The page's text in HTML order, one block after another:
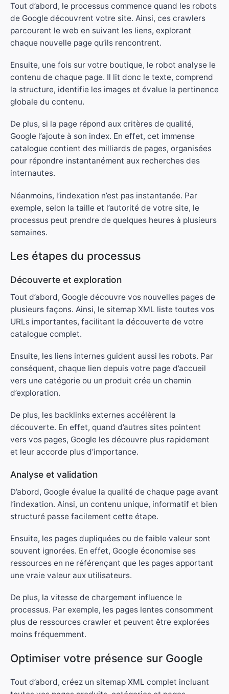
Tout d’abord, le processus commence quand les robots
de Google découvrent votre site. Ainsi, ces crawlers
parcourent le web en suivant les liens, explorant
chaque nouvelle page qu’ils rencontrent.
Ensuite, une fois sur votre boutique, le robot analyse le
contenu de chaque page. Il lit donc le texte, comprend
la structure, identifie les images et évalue la pertinence
globale du contenu.
De plus, si la page répond aux critères de qualité,
Google l’ajoute à son index. En effet, cet immense
catalogue contient des milliards de pages, organisées
pour répondre instantanément aux recherches des
internautes.
Néanmoins, l’indexation n’est pas instantanée. Par
exemple, selon la taille et l’autorité de votre site, le
processus peut prendre de quelques heures à plusieurs
semaines.
Les étapes du processus
Découverte et exploration
Tout d’abord, Google découvre vos nouvelles pages de
plusieurs façons. Ainsi, le sitemap XML liste toutes vos
URLs importantes, facilitant la découverte de votre
catalogue complet.
Ensuite, les liens internes guident aussi les robots. Par
conséquent, chaque lien depuis votre page d’accueil
vers une catégorie ou un produit crée un chemin
d’exploration.
De plus, les backlinks externes accélèrent la
découverte. En effet, quand d’autres sites pointent
vers vos pages, Google les découvre plus rapidement
et leur accorde plus d’importance.
Analyse et validation
D’abord, Google évalue la qualité de chaque page avant
l’indexation. Ainsi, un contenu unique, informatif et bien
structuré passe facilement cette étape.
Ensuite, les pages dupliquées ou de faible valeur sont
souvent ignorées. En effet, Google économise ses
ressources en ne référençant que les pages apportant
une vraie valeur aux utilisateurs.
De plus, la vitesse de chargement influence le
processus. Par exemple, les pages lentes consomment
plus de ressources crawler et peuvent être explorées
moins fréquemment.
Optimiser votre présence sur Google
Tout d’abord, créez un sitemap XML complet incluant